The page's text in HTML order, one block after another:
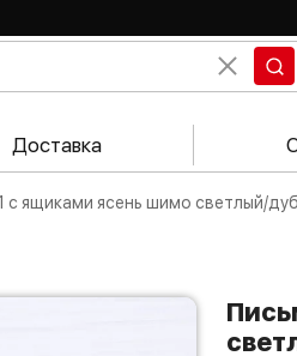
Доставка
с ящиками ясень шимо светлый/
Письменный стол Сити-1 с ящиками ясень шимо